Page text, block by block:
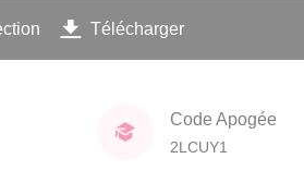
Télécharger
Code Apogée
2LCUY1